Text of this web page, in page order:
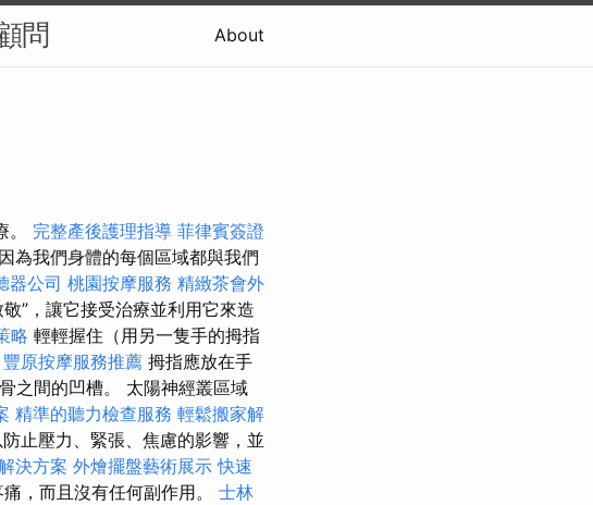
問 About
。 完整產後護理指導 菲律賓簽證
為我們身體的每個區域都與我們
器公司 桃園按摩服務 精緻茶會外
”，讓它接受治療並利用它來造
略 輕輕握住（用另一隻手的拇指
豐原按摩服務推薦 拇指應放在手
之間的凹槽。 太陽神經叢區域
精準的聽力檢查服務 輕鬆搬家解
止壓力、緊張、焦慮的影響，並
決方案 外燴擺盤藝術展示 快速
，而且沒有任何副作用。 士林